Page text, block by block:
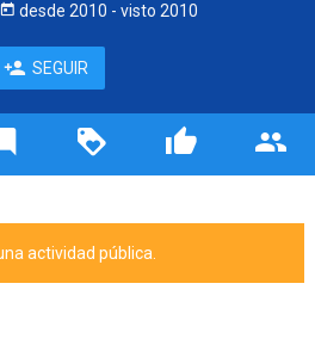
desde 2010 - visto 2010
SEGUIR
actividad pública.